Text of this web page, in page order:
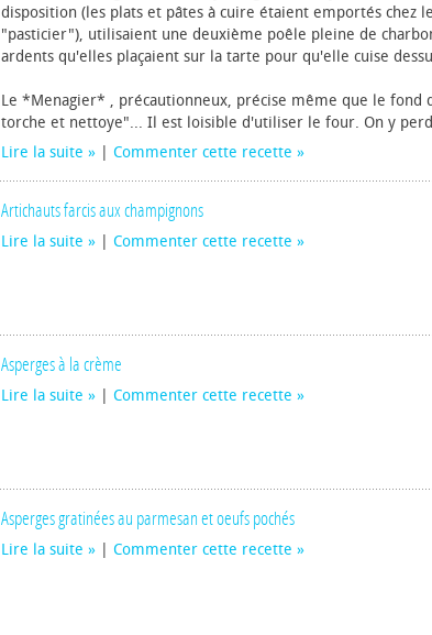
disposition (les plats et pâtes à cuire étaient emportés chez le
"pasticier"), utilisaient une deuxième poêle pleine de
ardents qu'elles plaçaient sur la tarte pour qu'elle cuise
Le *Menagier* , précautionneux, précise même que le
torche et nettoye"... Il est loisible d'utiliser le four. On y
Lire la suite
Commenter cette recette
Artichauts farcis aux champignons
Lire la suite Commenter cette recette
Asperges à la crème
Lire la suite Commenter cette recette
Asperges gratinées au parmesan et oeufs pochés
Lire la suite Commenter cette recette